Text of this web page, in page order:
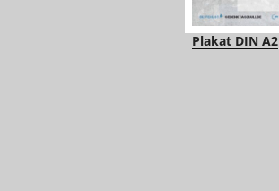
Plakat DIN A2